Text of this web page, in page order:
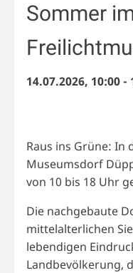
Sommer
14.07.2026, 10:00-
Raus ins Grüne: In
Museumsdorf
von 10 bis 18 Uhr
Die nachgebaute
mittelalterlichen
lebendigen
Landbevölkerung,